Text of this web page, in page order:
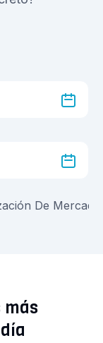
De Mercado